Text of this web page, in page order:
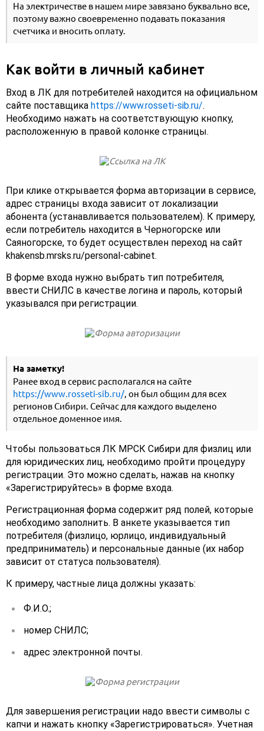
На электричестве в нашем мире завязано буквально все,
поэтому важно своевременно подавать показания
счетчика и вносить оплату.
Как войти в личный кабинет
Вход в ЛК для потребителей находится на официальном
сайте поставщика https://www.rosseti-sib.ru/.
Необходимо нажать на соответствующую кнопку,
расположенную в правой колонке страницы.
При клике открывается форма авторизации в сервисе,
адрес страницы входа зависит от локализации
абонента (устанавливается пользователем). К примеру,
если потребитель находится в Черногорске или
Саяногорске, то будет осуществлен переход на сайт
khakensb.mrsks.ru/personal-cabinet.
В форме входа нужно выбрать тип потребителя,
ввести СНИЛС в качестве логина и пароль, который
указывался при регистрации.
На заметку!
Ранее вход в сервис располагался на сайте
https://www.rosseti-sib.ru/, он был общим для всех
регионов Сибири. Сейчас для каждого выделено
отдельное доменное имя.
Чтобы пользоваться ЛК МРСК Сибири для физлиц или
для юридических лиц, необходимо пройти процедуру
регистрации. Это можно сделать, нажав на кнопку
«Зарегистрируйтесь» в форме входа.
Регистрационная форма содержит ряд полей, которые
необходимо заполнить. В анкете указывается тип
потребителя (физлицо, юрлицо, индивидуальный
предприниматель) и персональные данные (их набор
зависит от статуса пользователя).
К примеру, частные лица должны указать:
Ф.И.О.;
номер СНИЛС;
адрес электронной почты.
Для завершения регистрации надо ввести символы с
капчи и нажать кнопку «Зарегистрироваться». Учетная